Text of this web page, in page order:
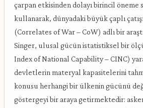
çarpan etkisinden dolayı birincil öneme
kullanarak, dünyadaki büyük çaplı
(Correlates of War – CoW) adlı bir
Singer, ulusal gücün istatistiksel bir
Index of National Capability – CINC)
devletlerin materyal kapasitelerini
konusu herhangi bir ülkenin gücünü
göstergeyi bir araya getirmektedir: